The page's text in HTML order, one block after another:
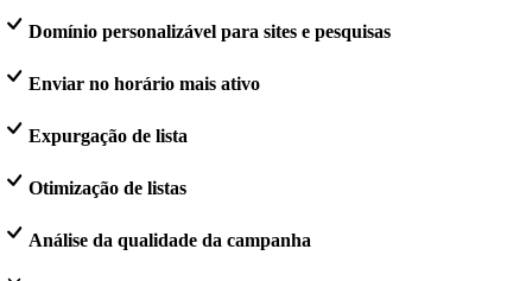
Domínio personalizável para sites e pesquisas
Enviar no horário mais ativo
Expurgação de lista
Otimização de listas
Análise da qualidade da campanha